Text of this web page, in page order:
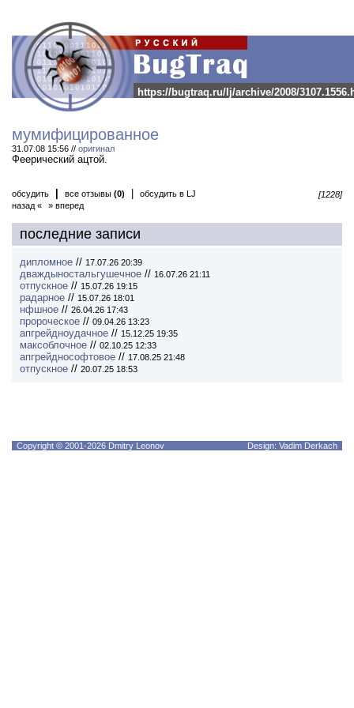
https://bugtraq.ru/lj/archive/2008/
мумифицированное
31.07.08 15:56 // оригинал
Феерический ацтой.
обсудить все отзывы (0) обсудить в LJ
[1228]
назад «
» вперед
последние записи
дипломное // 17.07.26 20:39
дваждыностальгушечное // 16.07.26 21:11
отпускное // 15.07.26 19:15
радарное // 15.07.26 18:01
нфшное // 26.04.26 17:43
пророческое // 09.04.26 13:23
апгрейдноудачное // 15.12.25 19:35
максоблочное // 02.10.25 12:33
апгрейднософтовое // 17.08.25 21:48
отпускное // 20.07.25 18:53
Copyright © 2001-2026 Dmitry Leonov Design: Vadim Derkach